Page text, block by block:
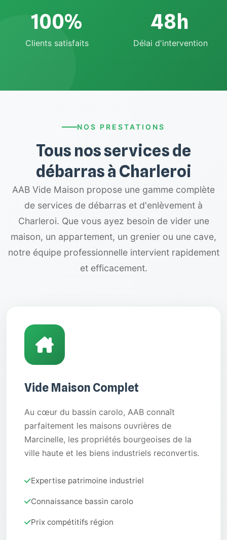
100%
Clients satisfaits
48h
Délai d'intervention
NOS PRESTATIONS
Tous nos services de
débarras à Charleroi
AAB Vide Maison propose une gamme complète
de services de débarras et d'enlèvement à
Charleroi. Que vous ayez besoin de vider une
maison, un appartement, un grenier ou une cave,
notre équipe professionnelle intervient rapidement
et efficacement.
Vide Maison Complet
Au cœur du bassin carolo, AAB connaît
parfaitement les maisons ouvrières de
Marcinelle, les propriétés bourgeoises de la
ville haute et les biens industriels reconvertis.
Expertise patrimoine industriel
Connaissance bassin carolo
Prix compétitifs région